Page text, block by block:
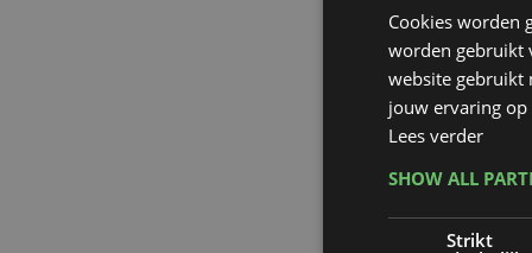
Cookies worden
worden gebruikt
website gebruikt
jouw ervaring op
Lees verder
SHOW ALL
Strikt